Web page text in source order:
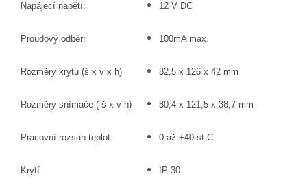
Napájecí napětí: 12 V DC
Proudový odběr: 100mA max.
Rozměry krytu (š x v x h) 82,5 x 126 x 42 mm
Rozměry snímače ( š x v h) 80,4 x 121,5 x 38,7 mm
Pracovní rozsah teplot 0 až +40 st.C
Krytí IP 30